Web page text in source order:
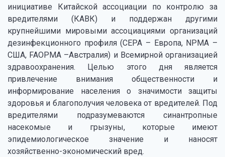
инициативе Китайской ассоциации по контролю за
вредителями (КАВК) и поддержан другими
крупнейшими мировыми ассоциациями организаций
дезинфекционного профиля (СЕРА – Европа, NPMA –
США, FAOPMA –Австралия) и Всемирной организацией
здравоохранения. Целью этого дня является
привлечение внимания общественности и
информирование населения о значимости защиты
здоровья и благополучия человека от вредителей. Под
вредителями подразумеваются синантропные
насекомые и грызуны, которые имеют
эпидемиологическое значение и наносят
хозяйственно-экономический вред.